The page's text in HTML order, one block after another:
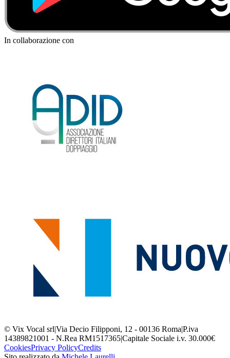
In collaborazione con
© Vix Vocal srl|Via Decio Filipponi, 12 - 00136 Roma|P.iva
14389821001 - N.Rea RM1517365|Capitale Sociale i.v. 30.000€
CookiesPrivacy PolicyCredits